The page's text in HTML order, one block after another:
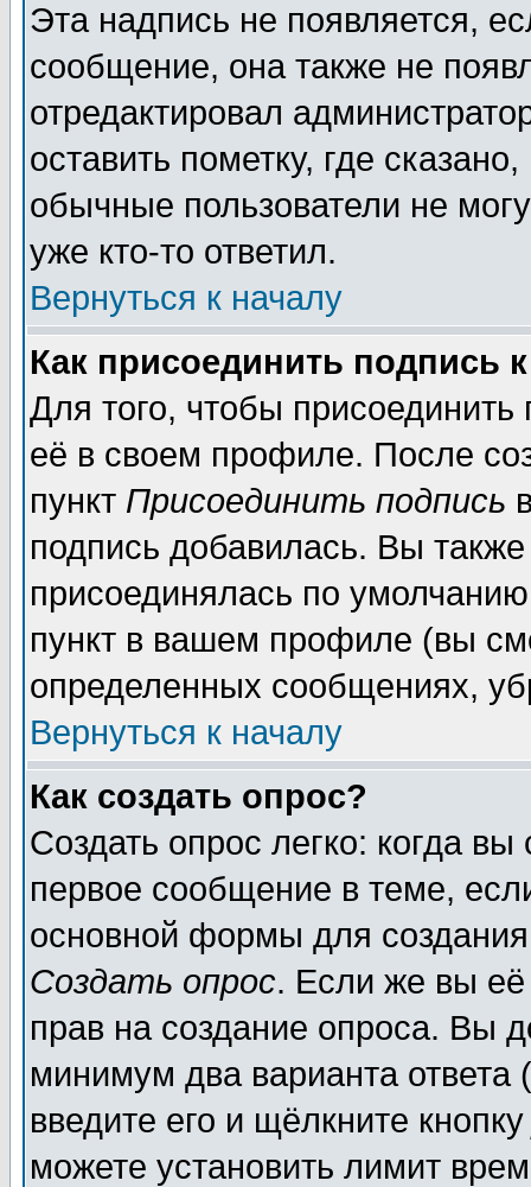
Эта надпись не появляется,
сообщение, она также не
отредактировал
оставить пометку, где
обычные пользователи не
уже кто-то ответил.
Вернуться к началу
Как присоединить подпись
Для того, чтобы
её в своем профиле. После
пункт Присоединить подпись
подпись добавилась. Вы
присоединялась по
пункт в вашем профиле (вы
определенных сообщениях,
Вернуться к началу
Как создать опрос?
Создать опрос легко: когда
первое сообщение в теме,
основной формы для
Создать опрос. Если же вы её
прав на создание опроса. Вы
минимум два варианта ответа
введите его и щёлкните
можете установить лимит